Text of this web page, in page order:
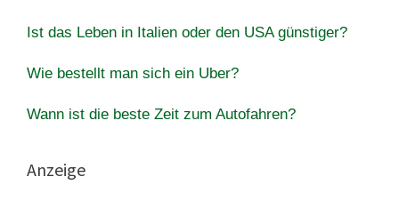
Ist das Leben in Italien oder den USA günstiger?
Wie bestellt man sich ein Uber?
Wann ist die beste Zeit zum Autofahren?
Anzeige